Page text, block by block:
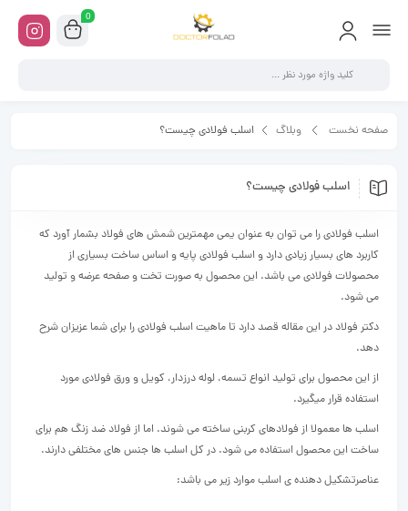
0
صفحه نخست وبلاگ اسلب فولادی چیست؟
اسلب فولادی چیست؟
اسلب فولادی را می توان به عنوان یمی مهمترین شمش های فولاد بشمار آورد که
کاربرد های بسیار زیادی دارد و اسلب فولادی پایه و اساس ساخت بسیاری از
محصولات فولادی می باشد. این محصول به صورت تخت و صفحه عرضه و تولید
می شود.
دکتر فولاد در این مقاله قصد دارد تا ماهیت اسلب فولادی را برای شما عزیزان شرح
دهد.
از این محصول برای تولید انواع تسمه، لوله درزدار، کویل و ورق فولادی مورد
استفاده قرار میگیرد.
اسلب ها معمولا از فولادهای کربنی ساخته می شوند. اما از فولاد ضد زنگ هم برای
ساخت این محصول استفاده می شود. در کل اسلب ها جنس های مختلفی دارند.
عناصرتشکیل دهنده ی اسلب موارد زیر می باشد: